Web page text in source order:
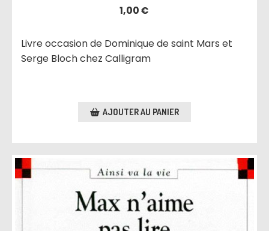
1,00€
Livre occasion de Dominique de saint Mars et
Serge Bloch chez Calligram
AJOUTER AU PANIER